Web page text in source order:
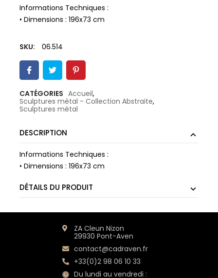
Informations Techniques :
• Dimensions : 196x73 cm
SKU: 06.514
CATÉGORIES Accueil,
Sculptures métal - Collection Abstraite,
Sculptures métal
DESCRIPTION
Informations Techniques :
• Dimensions : 196x73 cm
DÉTAILS DU PRODUIT
ZA Cleun Nizon
29930 Pont-Aven
contact@cadraven.fr
+33(0)2 98 06 10 33
Du lundi au vendredi :